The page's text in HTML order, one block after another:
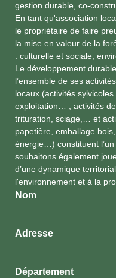
gestion durable, co-
En tant qu'association
le propriétaire de faire
la mise en valeur de la
: culturelle et sociale,
Le développement
l’ensemble de ses
locaux (activités
exploitation… ; activités
trituration, sciage,… et
papetière, emballage
énergie…) constituent
souhaitons également
d’une dynamique
l'environnement et à la
Nom
Adresse
Département